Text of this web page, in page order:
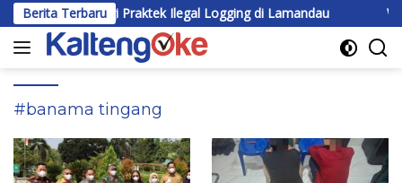
Langsung
ke
konten
Berita Terbaru
Lagi Praktek Ilegal Logging di Lamandau Wabup
#banama tingang